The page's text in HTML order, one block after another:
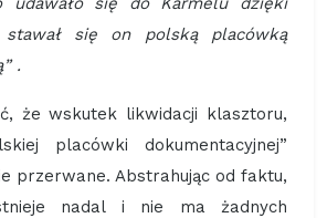
się on polską placówką
.
że wskutek likwidacji klasztoru,
placówki dokumentacyjnej”
przerwane. Abstrahując od faktu,
nadal i nie ma żadnych